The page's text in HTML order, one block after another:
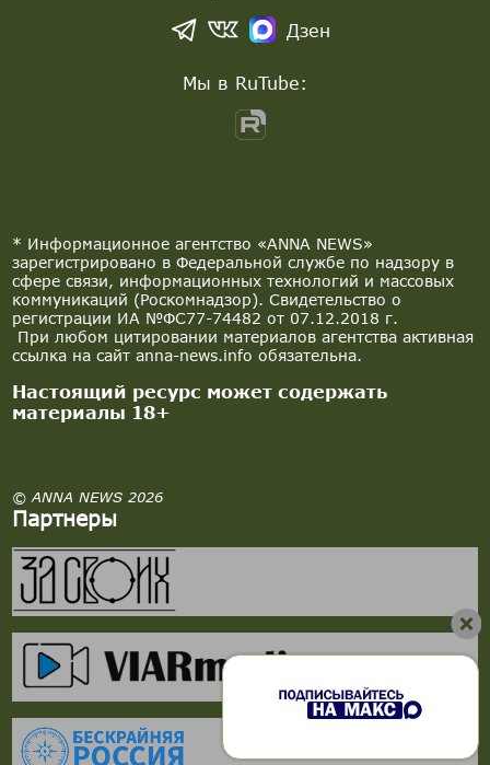
* Информационное агентство «ANNA NEWS»
зарегистрировано в Федеральной службе по надзору в
сфере связи, информационных технологий и массовых
коммуникаций (Роскомнадзор). Свидетельство о
регистрации ИА №ФС77-74482 от 07.12.2018 г.
При любом цитировании материалов агентства активная
ссылка на сайт anna-news.info обязательна.
Настоящий ресурс может содержать
материалы 18+
© ANNA NEWS 2026
Партнеры
Дзен
Мы в RuTube: